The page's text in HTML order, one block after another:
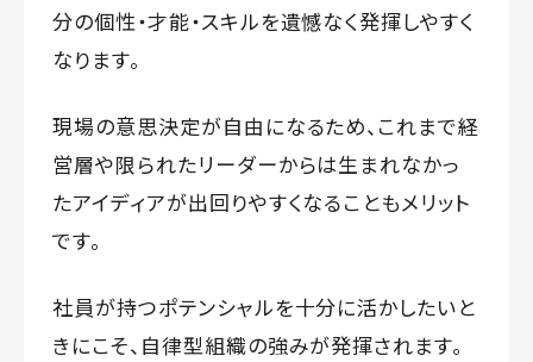
分の個性・才能・スキルを遺憾なく発揮しやすく
なります。
現場の意思決定が自由になるため、これまで経
営層や限られたリーダーからは生まれなかっ
たアイディアが出回りやすくなることもメリット
です。
社員が持つポテンシャルを十分に活かしたいと
きにこそ、自律型組織の強みが発揮されます。